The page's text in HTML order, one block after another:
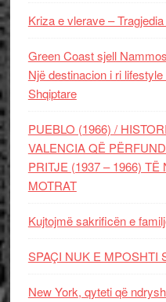
Kriza e vlerave –
Green Coast sjell
Një destinacion i ri
Shqiptare
PUEBLO (1966) /
VALENCIA QË
PRITJE (1937 – 1966)
MOTRAT
Kujtojmë sakrificën e
SPAÇI NUK E MPOSHTI
New York, qyteti që